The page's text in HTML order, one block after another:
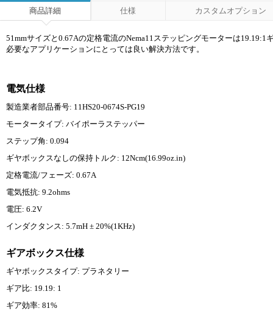
商品詳細 仕様 カスタムオプション
51mmサイズと0.67Aの定格電流のNema11ステッピングモーターは
必要なアプリケーションにとっては良い解決方法です。
電気仕様
製造業者部品番号: 11HS20-0674S-PG19
モータータイプ: バイポーラステッパー
ステップ角: 0.094
ギヤボックスなしの保持トルク: 12Ncm(16.99oz.in)
定格電流/フェーズ: 0.67A
電気抵抗: 9.2ohms
電圧: 6.2V
インダクタンス: 5.7mH ± 20%(1KHz)
ギアボックス仕様
ギヤボックスタイプ: プラネタリー
ギア比: 19.19: 1
ギア効率: 81%